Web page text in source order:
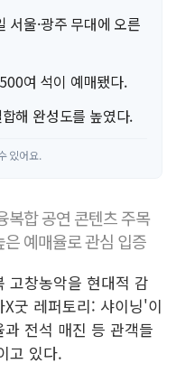
서울·광주 무대에 오른
여 석이 예매됐다.
해 완성도를 높였다.
있어요.
복합 공연 콘텐츠 주목
예매율로 관심 입증
고창농악을 현대적 감
굿 레퍼토리: 샤이닝'이
전석 매진 등 관객들
고 있다.